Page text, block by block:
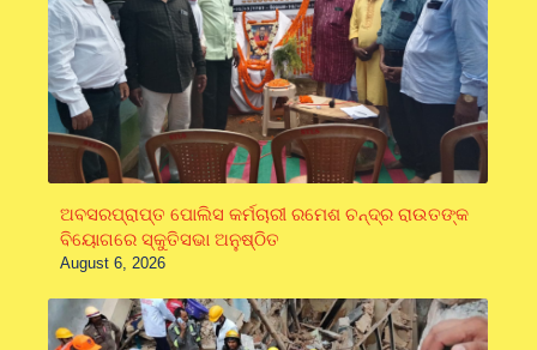
ଅବସରପ୍ରାପ୍ତ ପୋଲିସ କର୍ମଚାରୀ ରମେଶ ଚନ୍ଦ୍ର ରାଉତଙ୍କ
ବିୟୋଗରେ ସ୍କୁତିସଭା ଅନୁଷ୍ଠିତ
August 6, 2026